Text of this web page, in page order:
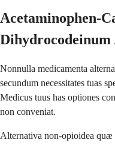
Acetaminophen-
Nonnulla medicamenta
secundum necessitates tuas
Medicus tuus has optiones
non conveniat.
Alternativa non-opioidea quæ